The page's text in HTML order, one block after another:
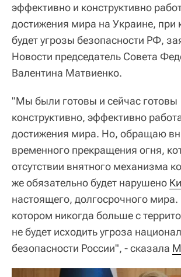
эффективно и конструктивно
достижения мира на Украине, при
будет угрозы безопасности РФ,
Новости председатель Совета
Валентина Матвиенко.
"Мы были готовы и сейчас готовы
конструктивно, эффективно
достижения мира. Но, обращаю
временного прекращения огня,
отсутствии внятного механизма
же обязательно будет нарушено
настоящего, долгосрочного
котором никогда больше с
не будет исходить угроза
безопасности России", - сказала